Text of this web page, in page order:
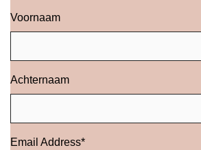
Voornaam
Achternaam
Email Address*